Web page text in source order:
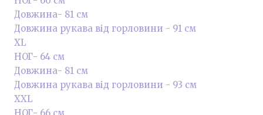
Довжина- 81 см
Довжина рукава від горловини - 91 см
XL
НОГ- 64 см
Довжина- 81 см
Довжина рукава від горловини - 93 см
XXL
НОГ- 66 см